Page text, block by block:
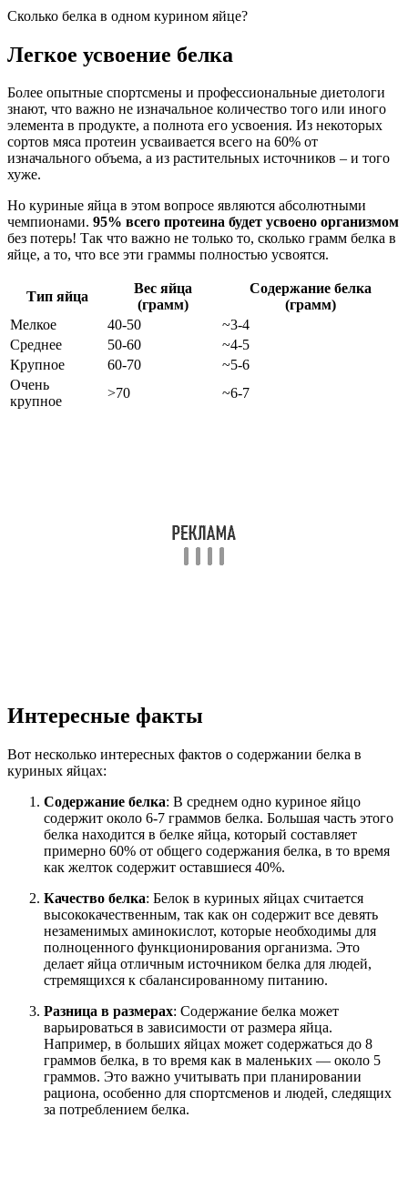
Сколько белка в одном курином яйце?
Легкое усвоение белка
Более опытные спортсмены и профессиональные диетологи
знают, что важно не изначальное количество того или иного
элемента в продукте, а полнота его усвоения. Из некоторых
сортов мяса протеин усваивается всего на 60% от
изначального объема, а из растительных источников – и того
хуже.
Но куриные яйца в этом вопросе являются абсолютными
чемпионами. 95% всего протеина будет усвоено организмом
без потерь! Так что важно не только то, сколько грамм белка в
яйце, а то, что все эти граммы полностью усвоятся.
Тип яйца
Вес яйца
(грамм)
Содержание белка
(грамм)
Мелкое
40-50
~3-4
Среднее
50-60
~4-5
Крупное
60-70
~5-6
Очень
крупное
>70 ~6-7
Интересные факты
Вот несколько интересных фактов о содержании белка в
куриных яйцах:
Содержание белка: В среднем одно куриное яйцо
содержит около 6-7 граммов белка. Большая часть этого
белка находится в белке яйца, который составляет
примерно 60% от общего содержания белка, в то время
как желток содержит оставшиеся 40%.
Качество белка: Белок в куриных яйцах считается
высококачественным, так как он содержит все девять
незаменимых аминокислот, которые необходимы для
полноценного функционирования организма. Это
делает яйца отличным источником белка для людей,
стремящихся к сбалансированному питанию.
Разница в размерах: Содержание белка может
варьироваться в зависимости от размера яйца.
Например, в больших яйцах может содержаться до 8
граммов белка, в то время как в маленьких — около 5
граммов. Это важно учитывать при планировании
рациона, особенно для спортсменов и людей, следящих
за потреблением белка.